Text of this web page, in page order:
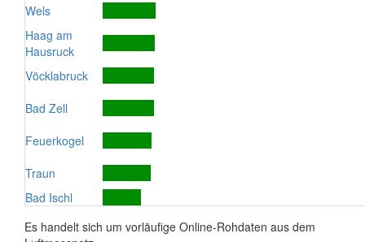
Wels
Haag am
Hausruck
Vöcklabruck
Bad Zell
Feuerkogel
Traun
Bad Ischl
Es handelt sich um vorläufige Online-Rohdaten aus dem